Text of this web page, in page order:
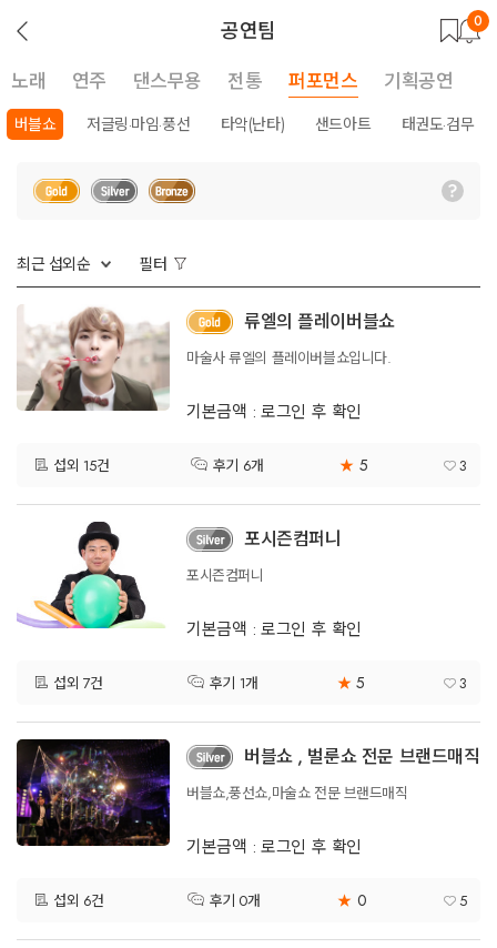
공연팀
뒤
로
기
0
노래 연주 댄스무용 전통 퍼포먼스 기획공연
버블쇼 저글링·마임·풍선 타악(난타) 샌드아트 태권도·검무
최근 섭외순 필터
류엘의 플레이버블쇼
마술사 류엘의 플레이버블쇼입니다.
기본금액 : 로그인 후 확인
섭외 15건 후기 6개 ★ 5 3
포시즌컴퍼니
포시즌컴퍼니
기본금액 : 로그인 후 확인
섭외 7건 후기 1개 ★ 5 3
버블쇼 , 벌룬쇼 전문 브랜드매직
버블쇼,풍선쇼,마술쇼 전문 브랜드매직
기본금액 : 로그인 후 확인
섭외 6건 후기 0개 ★ 0 5